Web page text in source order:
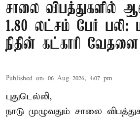
சாலை விபத்துகளில்
1.80 லட்சம் பேர் பலி:
நிதின் கட்காரி வேதனை
Published on: 06 Aug 2026, 4:07 pm
புதுடெல்லி,
நாடு முழுவதும் சாலை